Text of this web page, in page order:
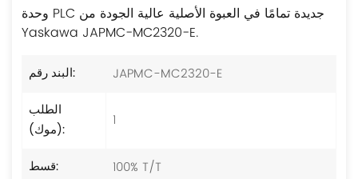
وحدة PLC جديدة تمامًا في العبوة الأصلية عالية الجودة من
Yaskawa JAPMC-MC2320-E.
البند رقم:
JAPMC-MC2320-E
الطلب
(موك):
1
قسط:
100% T/T